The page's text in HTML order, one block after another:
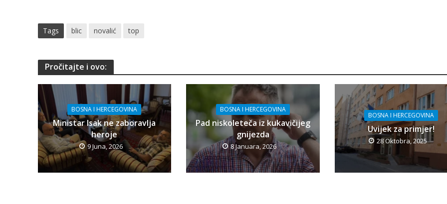
Tags blic novalić top
Pročitajte i ovo:
BOSNA I HERCEGOVINA
Ministar Isak ne zaboravlja
heroje
9 Juna, 2026
BOSNA I HERCEGOVINA
Pad niskoleteča iz kukavičijeg
gnijezda
8 Januara, 2026
BOSNA I HERCEGOVINA
Uvijek za primjer!
28 Oktobra, 2025